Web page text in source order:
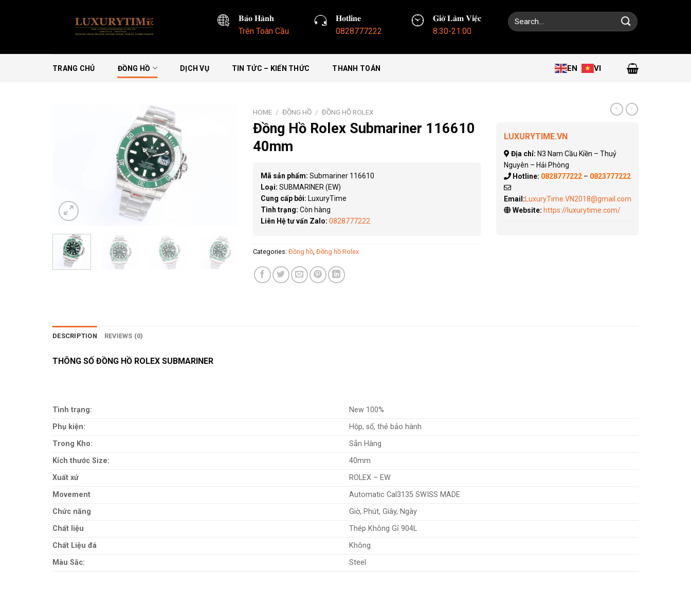
𝐁𝐚̉𝐨 𝐇𝐚̀𝐧𝐡
Trên Toàn Cầu
𝐇𝐨𝐭𝐥𝐢𝐧𝐞
0828777222
𝐆𝐢𝐨̛̀ 𝐋𝐚̀𝐦 𝐕𝐢𝐞̣̂𝐜
8:30-21:00
Search
for:
TRANG CHỦ ĐỒNG HỒ DỊCH VỤ TIN TỨC – KIẾN THỨC THANH TOÁN EN VI
HOME / ĐỒNG HỒ / ĐỒNG HỒ ROLEX
Đồng Hồ Rolex Submariner 116610
40mm
Mã sản phẩm: Submariner 116610
Loại: SUBMARINER (EW)
Cung cấp bởi: LuxuryTime
Tình trạng: Còn hàng
Liên Hệ tư vấn Zalo: 0828777222
Categories: Đồng hồ, Đồng hồ Rolex
LUXURYTIME.VN
Địa chỉ: N3 Nam Cầu Kiền – Thuỷ
Nguyên – Hải Phòng
Hotline: 0828777222– 0823777222
Email: LuxuryTime.VN2018@gmail.com
Website: https://luxurytime.com/
DESCRIPTION REVIEWS (0)
THÔNG SỐ ĐỒNG HỒ ROLEX SUBMARINER
Tình trạng:
New 100%
Phụ kiện:
Hộp, sổ, thẻ bảo hành
Trong Kho:
Sẵn Hàng
Kích thước Size:
40mm
Xuất xứ
ROLEX – EW
Movement
Automatic Cal3135 SWISS MADE
Chức năng
Giờ, Phút, Giây, Ngày
Chất liệu
Thép Không Gỉ 904L
Chất Liệu đá
Không
Màu Sắc:
Steel